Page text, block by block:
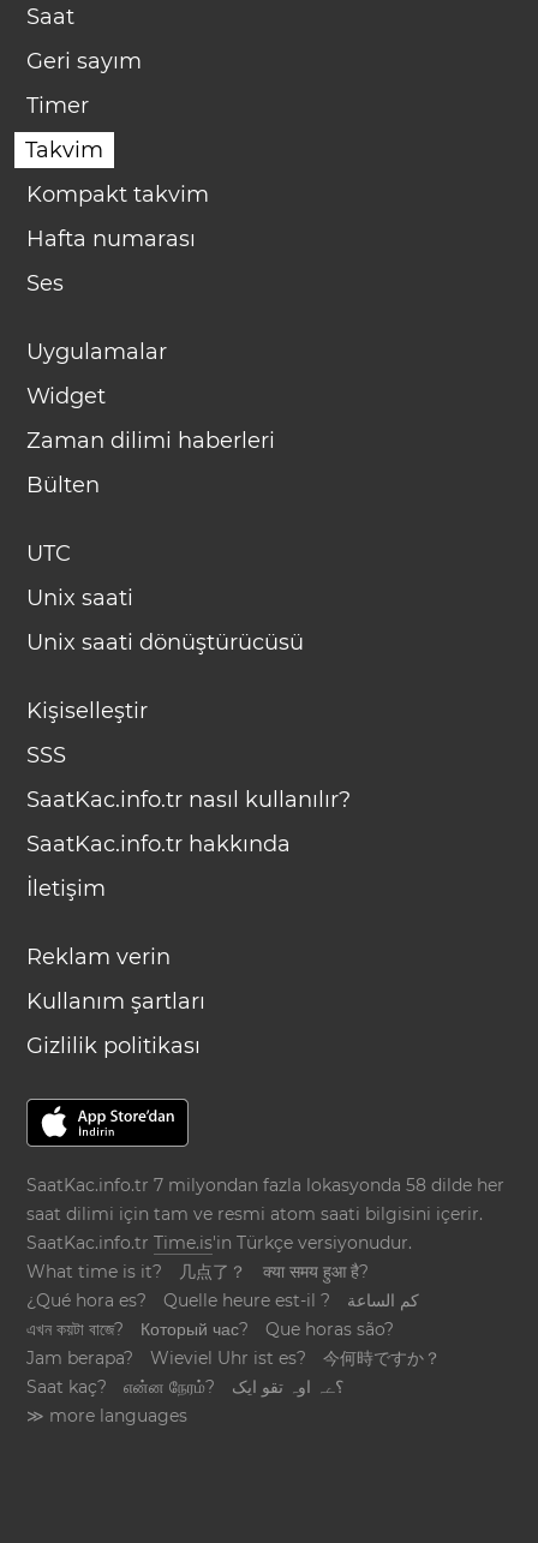
Saat
Geri sayım
Timer
Takvim
Kompakt takvim
Hafta numarası
Ses
Uygulamalar
Widget
Zaman dilimi haberleri
Bülten
UTC
Unix saati
Unix saati dönüştürücüsü
Kişiselleştir
SSS
SaatKac.info.tr nasıl kullanılır?
SaatKac.info.tr hakkında
İletişim
Reklam verin
Kullanım şartları
Gizlilik politikası
SaatKac.info.tr 7 milyondan fazla lokasyonda 58 dilde her
saat dilimi için tam ve resmi atom saati bilgisini içerir.
SaatKac.info.trTime.is'in Türkçe versiyonudur.
What time is it?
几点了？
क्या समय हुआ है?
¿Qué hora es?
Quelle heure est-il ?
كم الساعة
এখন কয়টা বাজে?
Который час?
Que horas são?
Jam berapa?
Wieviel Uhr ist es?
今何時ですか？
Saat kaç?
என்ன நேரம்?
؟ےہ اوہ تقو ایک
≫ more languages